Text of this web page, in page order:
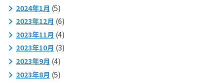
2024年1月 (5)
2023年12月 (6)
2023年11月 (4)
2023年10月 (3)
2023年9月 (4)
2023年8月 (5)